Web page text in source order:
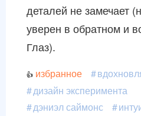
деталей не замечает
уверен в обратном и
Глаз).
избранное
дизайн эксперимента
дэниэл саймонс